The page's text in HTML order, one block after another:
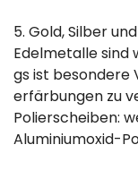
5. Gold, Silber
Edelmetalle sind
gs ist besondere
erfärbungen zu
Polierscheiben:
Aluminiumoxid-